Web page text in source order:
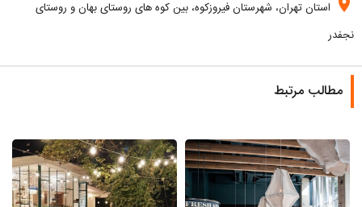
location_on استان تهران، شهرستان فیروزکوه، بین کوه های روستای بهان و روستای
نجفدر
مطالب مرتبط